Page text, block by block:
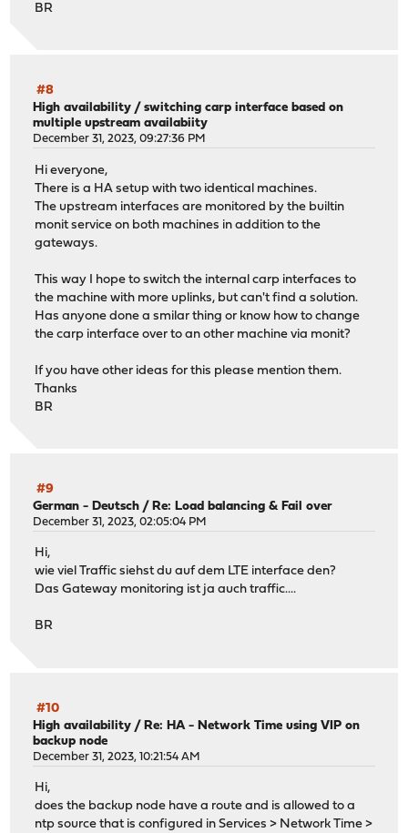
BR
#8
High availability /switching carp interface based on
multiple upstream availabiity
December 31, 2023, 09:27:36 PM
Hi everyone,
There is a HA setup with two identical machines.
The upstream interfaces are monitored by the builtin
monit service on both machines in addition to the
gateways.
This way I hope to switch the internal carp interfaces to
the machine with more uplinks, but can't find a solution.
Has anyone done a smilar thing or know how to change
the carp interface over to an other machine via monit?
If you have other ideas for this please mention them.
Thanks
BR
#9
German - Deutsch / Re: Load balancing & Fail over
December 31, 2023, 02:05:04 PM
Hi,
wie viel Traffic siehst du auf dem LTE interface den?
Das Gateway monitoring ist ja auch traffic....
BR
#10
High availability / Re: HA - Network Time using VIP on
backup node
December 31, 2023, 10:21:54 AM
Hi,
does the backup node have a route and is allowed to a
ntp source that is configured in Services > Network Time >